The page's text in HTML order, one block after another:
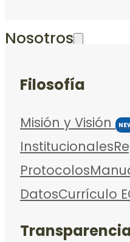
Nosotros
Filosofía
Misión y Visión
Institucionales
Protocolos
DatosCurrículo